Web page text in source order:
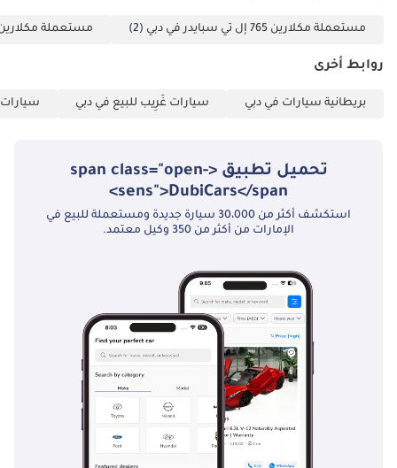
مستعملة مكلارين 765 إل تي سبايدر في دبي (2) مستعملة مكلارين 570 إس سبايدر في
روابط أخرى
بريطانية سيارات في دبي سيارات غَرِيب للبيع في دبي سيارات
تحميل تطبيق <span class="open-
sens">DubiCars</span>
استكشف أكثر من 30،000 سيارة جديدة ومستعملة للبيع في
الإمارات من أكثر من 350 وكيل معتمد.